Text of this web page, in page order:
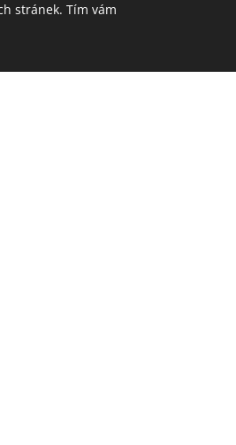
stránek. Tím vám